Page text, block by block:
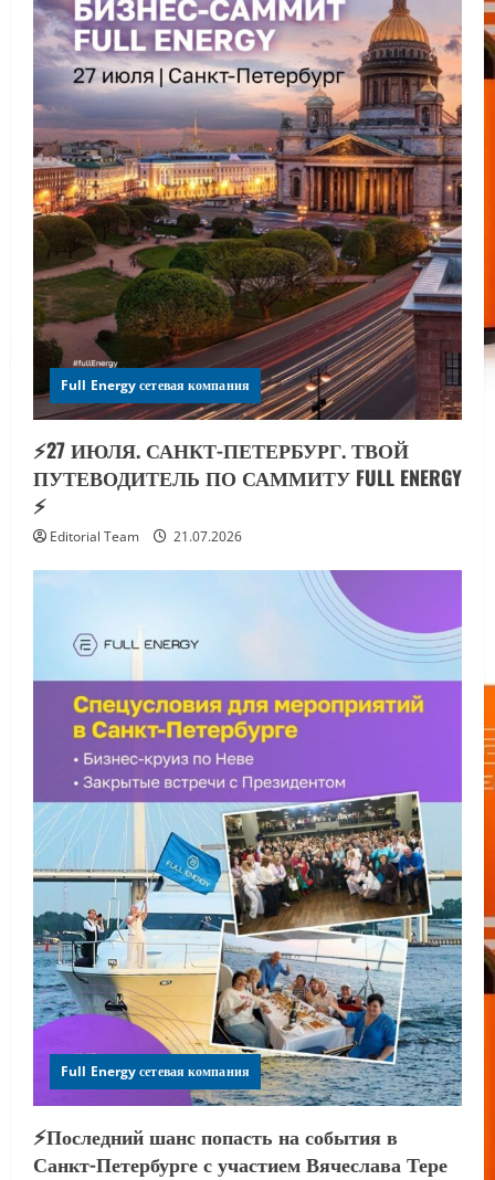
Full Energy сетевая компания
⚡️27 ИЮЛЯ. САНКТ-ПЕТЕРБУРГ. ТВОЙ
ПУТЕВОДИТЕЛЬ ПО САММИТУ FULL ENERGY
⚡️
Editorial Team 21.07.2026
Full Energy сетевая компания
⚡️Последний шанс попасть на события в
Санкт-Петербурге с участием Вячеслава Тере